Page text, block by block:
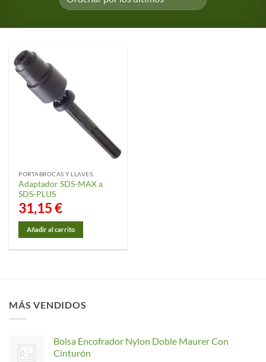
PORTABROCAS Y LLAVES
Adaptador SDS-MAX a
SDS-PLUS
31,15€
Añadir al carrito
MÁS VENDIDOS
Bolsa Encofrador Nylon Doble Maurer Con
Cinturón